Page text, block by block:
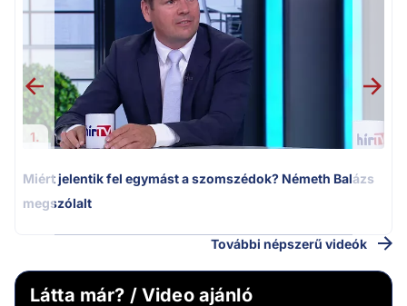
1.
Miért jelentik fel egymást a szomszédok? Németh Balázs
megszólalt
További népszerű videók
Látta már? / Video ajánló